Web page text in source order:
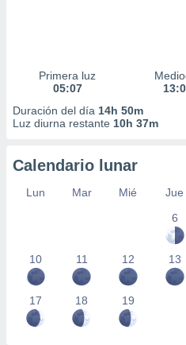
Primera luz
05:07
Duración del día 14h 50m
Luz diurna restante 10h 37m
Calendario lunar
Lun Mar Mié Jue
6
10 11 12 13
17 18 19